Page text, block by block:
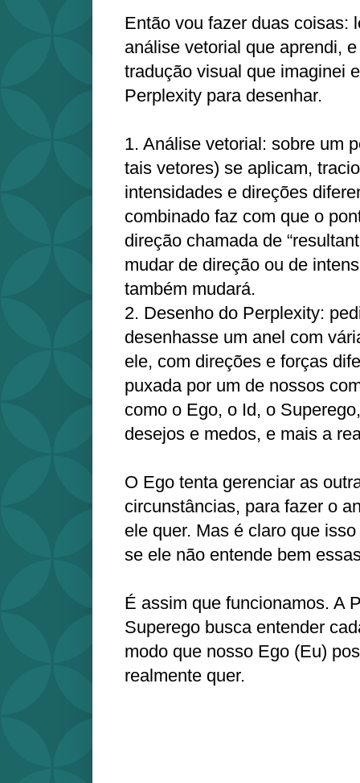
Então vou fazer duas coisas:
análise vetorial que aprendi,
tradução visual que imaginei
Perplexity para desenhar.
1. Análise vetorial: sobre um
tais vetores) se aplicam,
intensidades e direções
combinado faz com que o
direção chamada de
mudar de direção ou de
também mudará.
2. Desenho do Perplexity:
desenhasse um anel com
ele, com direções e forças
puxada por um de nossos
como o Ego, o Id, o
desejos e medos, e mais a
O Ego tenta gerenciar as
circunstâncias, para fazer o
ele quer. Mas é claro que
se ele não entende bem
É assim que funcionamos. A
Superego busca entender
modo que nosso Ego (Eu)
realmente quer.